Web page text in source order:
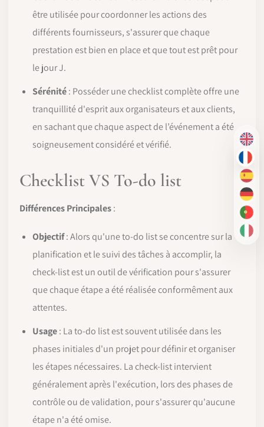
EN
FR
ES
DE
PT-
IT
être utilisée pour coordonner les actions des
différents fournisseurs, s'assurer que chaque
prestation est bien en place et que tout est prêt pour
le jour J.
Sérénité: Posséder une checklist complète offre une
tranquillité d'esprit aux organisateurs et aux clients,
en sachant que chaque aspect de l’événement a été
soigneusement considéré et vérifié.
Checklist VS To-do list
Différences Principales:
Objectif: Alors qu'une to-do list se concentre sur la
planification et le suivi des tâches à accomplir, la
check-list est un outil de vérification pour s'assurer
que chaque étape a été réalisée conformêment aux
attentes.
Usage: La to-do list est souvent utilisée dans les
phases initiales d'un projet pour définir et organiser
les étapes nécessaires. La check-list intervient
généralement après l'exécution, lors des phases de
contrôle ou de validation, pour s'assurer qu'aucune
étape n'a été omise.